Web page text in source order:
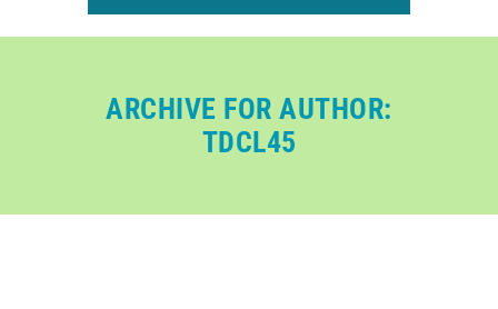
ARCHIVE FOR AUTHOR:
TDCL45